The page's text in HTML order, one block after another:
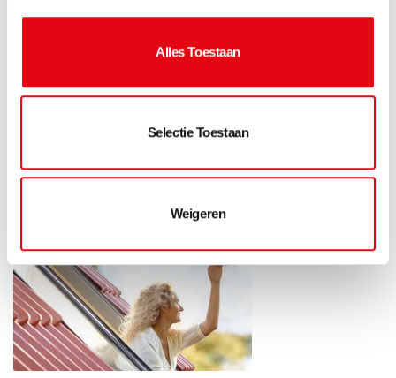
Alles Toestaan
Selectie Toestaan
Weigeren